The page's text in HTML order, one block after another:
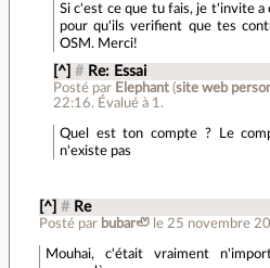
Si c'est ce que tu fais, je t'invite a
pour qu'ils verifient que tes
OSM. Merci!
[^] # Re: Essai
Posté par Elephant(site web
22:16. Évalué à 1 .
Quel est ton compte ? Le
n'existe pas
[^] # Re
Posté par bubar🦥 le 25 novembre
Mouhai, c'était vraiment